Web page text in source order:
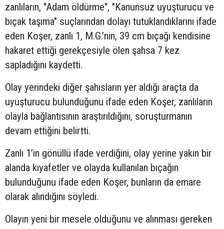
zanlıların, "Adam öldürme", "Kanunsuz uyuşturucu ve
bıçak taşıma" suçlarından dolayı tutuklandıklarını ifade
eden Koşer, zanlı 1, M.G.’nin, 39 cm bıçağı kendisine
hakaret ettiği gerekçesiyle ölen şahsa 7 kez
sapladığını kaydetti.
Olay yerindeki diğer şahısların yer aldığı araçta da
uyuşturucu bulunduğunu ifade eden Koşer, zanlıların
olayla bağlantısının araştırıldığını, soruşturmanın
devam ettiğini belirtti.
Zanlı 1’in gönüllü ifade verdiğini, olay yerine yakın bir
alanda kıyafetler ve olayda kullanılan bıçağın
bulunduğunu ifade eden Koşer, bunların da emare
olarak alındığını söyledi.
Olayın yeni bir mesele olduğunu ve alınması gereken